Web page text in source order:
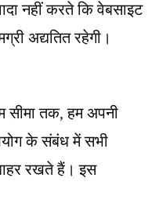
नहीं करते कि वेबसाइट
अद्यतित रहेगी।
सीमा तक, हम अपनी
के संबंध में सभी
रखते हैं। इस